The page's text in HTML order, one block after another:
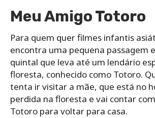
Meu Amigo Totoro
Para quem quer filmes infantis
encontra uma pequena passagem
quintal que leva até um lendário
floresta, conhecido como Totoro.
tenta ir visitar a mãe, que está no
perdida na floresta e vai contar
Totoro para voltar para casa.